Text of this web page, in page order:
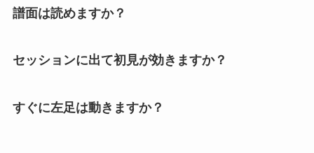
譜面は読めますか？
セッションに出て初見が効きますか？
すぐに左足は動きますか？